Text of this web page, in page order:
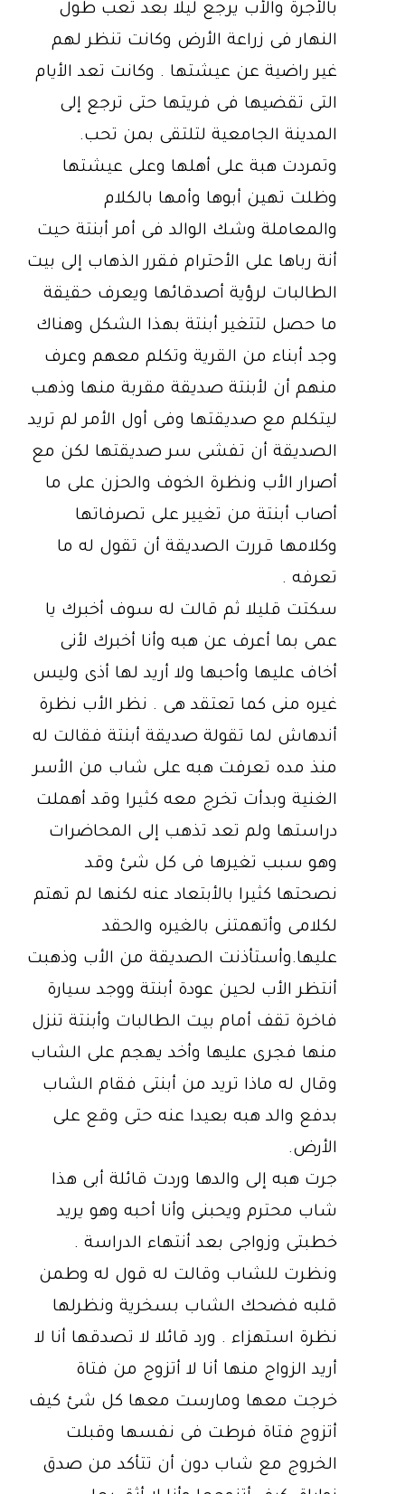
بالأجرة والأب يرجع ليلا بعد تعب طول
النهار فى زراعة الأرض وكانت تنظر لهم
غير راضية عن عيشتها . وكانت تعد الأيام
التى تقضيها فى فريتها حتى ترجع إلى
المدينة الجامعية لتلتقى بمن تحب.
وتمردت هبة على أهلها وعلى عيشتها
وظلت تهين أبوها وأمها بالكلام
والمعاملة وشك الوالد فى أمر أبنتة حيت
أنة رباها على الأحترام فقرر الذهاب إلى بيت
الطالبات لرؤية أصدقائها ويعرف حقيقة
ما حصل لتتغير أبنتة بهذا الشكل وهناك
وجد أبناء من القرية وتكلم معهم وعرف
منهم أن لأبنتة صديقة مقربة منها وذهب
ليتكلم مع صديقتها وفى أول الأمر لم تريد
الصديقة أن تفشى سر صديقتها لكن مع
أصرار الأب ونظرة الخوف والحزن على ما
أصاب أبنتة من تغيير على تصرفاتها
وكلامها قررت الصديقة أن تقول له ما
تعرفه .
سكتت قليلا ثم قالت له سوف أخبرك يا
عمى بما أعرف عن هبه وأنا أخبرك لأنى
أخاف عليها وأحبها ولا أريد لها أذى وليس
غيره منى كما تعتقد هى . نظر الأب نظرة
أندهاش لما تقولة صديقة أبنتة فقالت له
منذ مده تعرفت هبه على شاب من الأسر
الغنية وبدأت تخرج معه كثيرا وقد أهملت
دراستها ولم تعد تذهب إلى المحاضرات
وهو سبب تغيرها فى كل شئ وقد
نصحتها كثيرا بالأبتعاد عنه لكنها لم تهتم
لكلامى وأتهمتنى بالغيره والحقد
عليها.وأستأذنت الصديقة من الأب وذهبت
أنتظر الأب لحين عودة أبنتة ووجد سيارة
فاخرة تقف أمام بيت الطالبات وأبنتة تنزل
منها فجرى عليها وأخد يهجم على الشاب
وقال له ماذا تريد من أبنتى فقام الشاب
بدفع والد هبه بعيدا عنه حتى وقع على
الأرض.
جرت هبه إلى والدها وردت قائلة أبى هذا
شاب محترم ويحبنى وأنا أحبه وهو يريد
خطبتى وزواجى بعد أنتهاء الدراسة .
ونظرت للشاب وقالت له قول له وطمن
قلبه فضحك الشاب بسخرية ونظرلها
نظرة استهزاء . ورد قائلا لا تصدقها أنا لا
أريد الزواج منها أنا لا أتزوج من فتاة
خرجت معها ومارست معها كل شئ كيف
أتزوج فتاة فرطت فى نفسها وقبلت
الخروج مع شاب دون أن تتأكد من صدق